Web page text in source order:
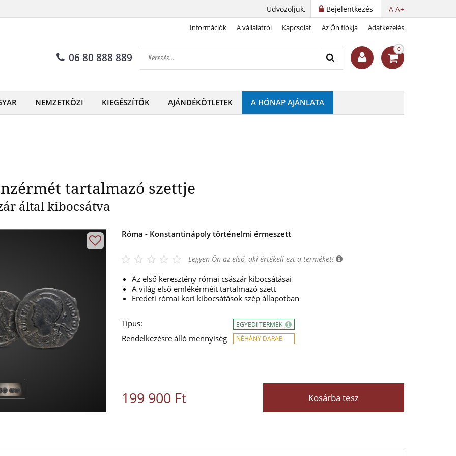
-A A+
Bejelentkezés
Üdvözöljük,
Információk A vállalatról Kapcsolat Az Ön fiókja Adatkezelés
06 80 888 889
0
NEMZETKÖZI KIEGÉSZÍTŐK AJÁNDÉKÖTLETEK A HÓNAP AJÁNLATA
tartalmazó szettje
által kibocsátva
Róma - Konstantinápoly történelmi érmeszett
Legyen Ön az első, aki értékeli ezt a terméket!
Az első keresztény római császár kibocsátásai
A világ első emlékérméit tartalmazó szett
Eredeti római kori kibocsátások szép állapotban
Típus:
Rendelkezésre álló mennyiség
EGYEDI TERMÉK
NÉHÁNY DARAB
199 900 Ft Kosárba tesz
két bronzérmét tartalmazó szettje